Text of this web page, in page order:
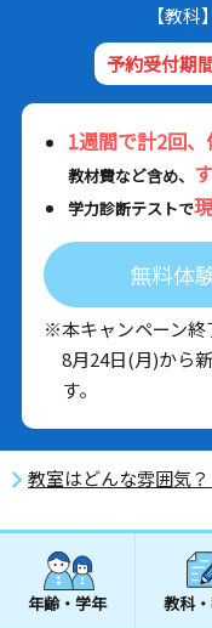
【教
予約受付期
1週間で計2回
教材費など含め、
学力診断テストで
無料体
※本キャンペーン終
8月24日(月)から
す。
教室はどんな雰囲気
年齢・学年 教科